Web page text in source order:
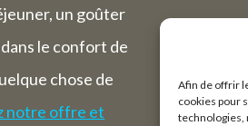
Afin de offrir
cookies pour
technologies,
un goûter
le confort de
chose de
notre offre et